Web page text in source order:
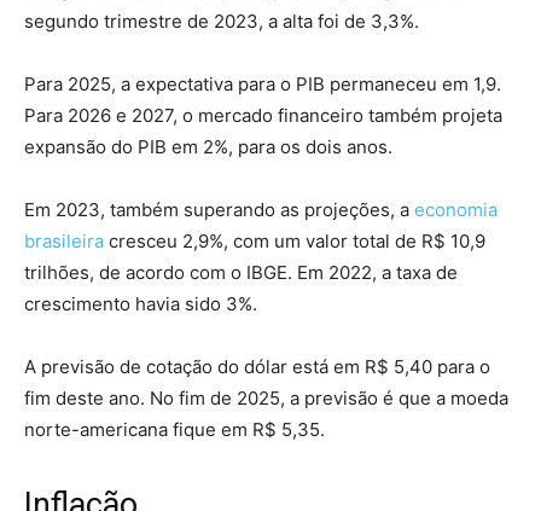
segundo trimestre de 2023, a alta foi de 3,3%.
Para 2025, a expectativa para o PIB permaneceu em 1,9.
Para 2026 e 2027, o mercado financeiro também projeta
expansão do PIB em 2%, para os dois anos.
Em 2023, também superando as projeções, a economia
brasileira cresceu 2,9%, com um valor total de R$ 10,9
trilhões, de acordo com o IBGE. Em 2022, a taxa de
crescimento havia sido 3%.
A previsão de cotação do dólar está em R$ 5,40 para o
fim deste ano. No fim de 2025, a previsão é que a moeda
norte-americana fique em R$ 5,35.